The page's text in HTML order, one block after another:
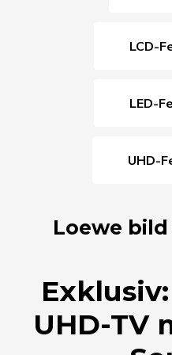
LCD-
LED-
UHD-
Loewe
UHD-TV